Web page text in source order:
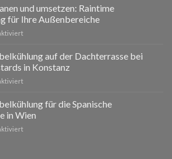
Weihnachten
ein
erfolgreiches
Jahr!
und umsetzen: Raintime
für Ihre Außenbereiche
für
planen
umsetzen:
Raintime
für
Ihre
auf der Dachterrasse bei
in Konstanz
für
Nebelkühlung
der
Dachterrasse
für die Spanische
in Wien
für